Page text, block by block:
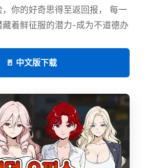
你的好奇思得至返回报， 每一
着鲜征服的潜力-成为不道德办
🚪 中文版下载